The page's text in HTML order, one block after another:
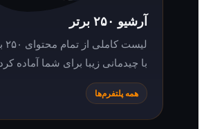
لیست کاملی از تمام محتوای ۲۵۰ برتر جهان را
با چیدمانی زیبا برای شما آماده کرده‌ایم.
همه پلتفرم‌ها